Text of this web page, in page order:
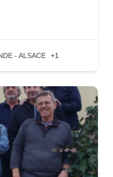
- ALSACE +1